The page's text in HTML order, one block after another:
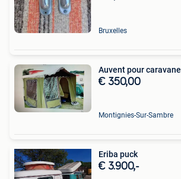
Bruxelles
Auvent pour caravane
€ 350,00
Montignies-Sur-Sambre
Eriba puck
€ 3.900,-